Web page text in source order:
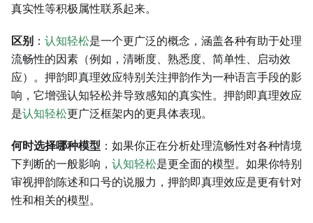
真实性等积极属性联系起来。
区别 ： 认知轻松是一个更广泛的概念，涵盖各种有助于处理
流畅性的因素（例如，清晰度、熟悉度、简单性、启动效
应）。押韵即真理效应特别关注押韵作为一种语言手段的影
响，它增强认知轻松并导致感知的真实性。押韵即真理效应
是认知轻松更广泛框架内的更具体表现。
何时选择哪种模型 ：如果你正在分析处理流畅性对各种情境
下判断的一般影响， 认知轻松是更全面的模型。如果你特别
审视押韵陈述和口号的说服力，押韵即真理效应是更有针对
性和相关的模型。